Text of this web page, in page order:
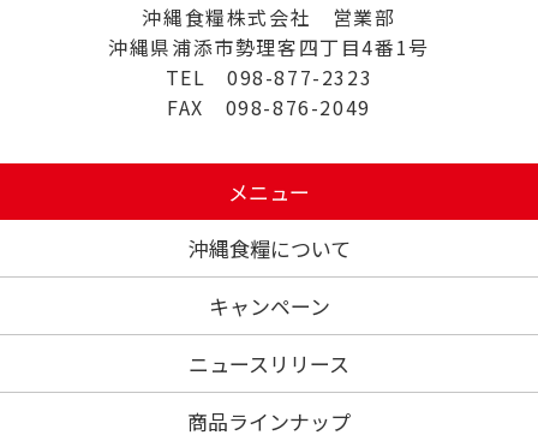
沖縄食糧株式会社 営業部
沖縄県浦添市勢理客四丁目4番1号
TEL 098-877-2323
FAX 098-876-2049
メニュー
沖縄食糧について
キャンペーン
ニュースリリース
商品ラインナップ